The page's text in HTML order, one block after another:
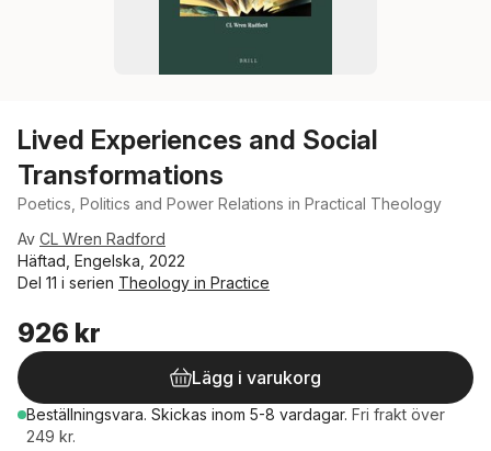
Lived Experiences and Social
Transformations
Poetics, Politics and Power Relations in Practical Theology
Av CL Wren Radford
Häftad, Engelska, 2022
Del 11 i serien Theology in Practice
926 kr
Lägg i varukorg
Beställningsvara. Skickas inom 5-8 vardagar. Fri frakt över
249 kr.